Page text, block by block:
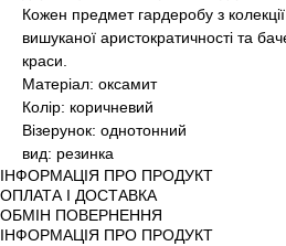
Кожен предмет гардеробу з
вишуканої аристократичності та
краси.
Матеріал: оксамит
Колір: коричневий
Візерунок: однотонний
вид: резинка
ІНФОРМАЦІЯ ПРО ПРОДУКТ
ОПЛАТА І ДОСТАВКА
ОБМІН ПОВЕРНЕННЯ
ІНФОРМАЦІЯ ПРО ПРОДУКТ